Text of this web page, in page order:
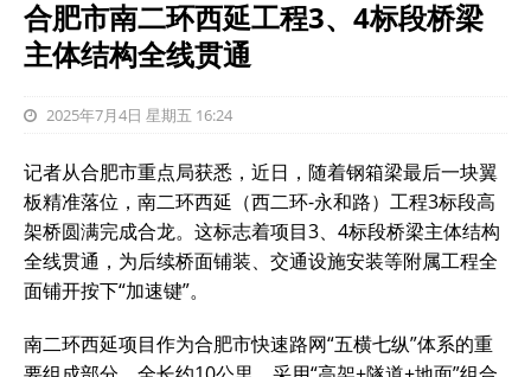
合肥市南二环西延工程3、4标段桥梁
主体结构全线贯通
2025年7月4日 星期五 16:24
记者从合肥市重点局获悉，近日，随着钢箱梁最后一块翼
板精准落位，南二环西延（西二环-永和路）工程3标段高
架桥圆满完成合龙。这标志着项目3、4标段桥梁主体结构
全线贯通，为后续桥面铺装、交通设施安装等附属工程全
面铺开按下“加速键”。
南二环西延项目作为合肥市快速路网“五横七纵”体系的重